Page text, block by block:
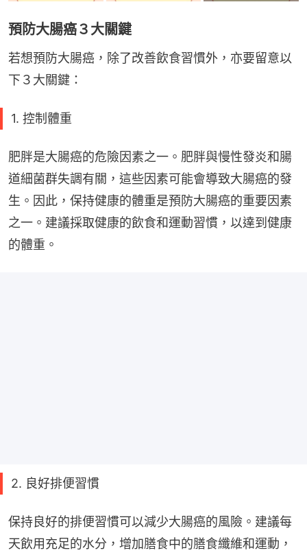
預防大腸癌３大關鍵
若想預防大腸癌，除了改善飲食習慣外，亦要留意以
下３大關鍵：
1. 控制體重
肥胖是大腸癌的危險因素之一。肥胖與慢性發炎和腸
道細菌群失調有關，這些因素可能會導致大腸癌的發
生。因此，保持健康的體重是預防大腸癌的重要因素
之一。建議採取健康的飲食和運動習慣，以達到健康
的體重。
2. 良好排便習慣
保持良好的排便習慣可以減少大腸癌的風險。建議每
天飲用充足的水分，增加膳食中的膳食纖維和運動，